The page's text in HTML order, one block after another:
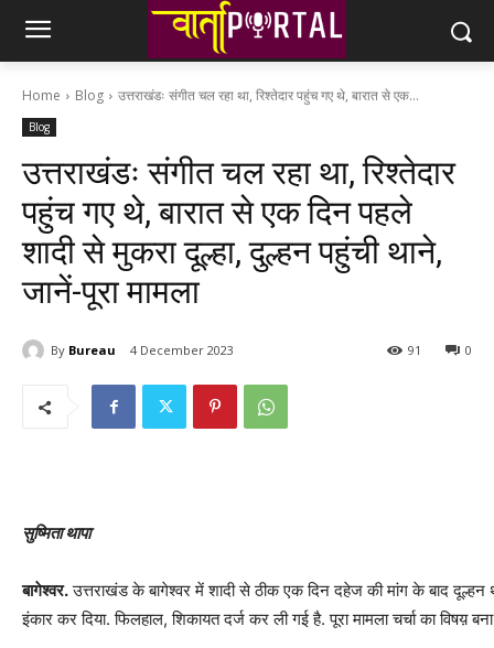
Home Blog उत्तराखंडः संगीत चल रहा था, रिश्तेदार पहुंच गए थे, बारात से एक...
Blog
उत्तराखंडः संगीत चल रहा था, रिश्तेदार
पहुंच गए थे, बारात से एक दिन पहले
शादी से मुकरा दूल्हा, दुल्हन पहुंची थाने,
जानें-पूरा मामला
By Bureau 4 December 2023 0
91
सुष्मिता थापा
बागेश्वर.उत्तराखंड के बागेश्वर में शादी से ठीक एक दिन दहेज की मांग के बाद
इंकार कर दिया. फिलहाल, शिकायत दर्ज कर ली गई है. पूरा मामला चर्चा का विषय़